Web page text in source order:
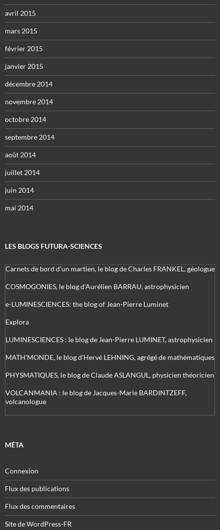
avril 2015
mars 2015
février 2015
janvier 2015
décembre 2014
novembre 2014
octobre 2014
septembre 2014
août 2014
juillet 2014
juin 2014
mai 2014
LES BLOGS FUTURA-SCIENCES
Carnets de bord d’un martien, le blog de Charles FRANKEL, géologue
COSMOGONIES, le blog d'Aurélien BARRAU, astrophysicien
e-LUMINESCIENCES: the blog of Jean-Pierre Luminet
Explora
LUMINESCIENCES : le blog de Jean-Pierre LUMINET, astrophysicien
MATH'MONDE, le blog d'Hervé LEHNING, agrégé de mathématiques
PHYSMATIQUES, le blog de Claude ASLANGUL, physicien théoricien
VOLCANMANIA : le blog de Jacques-Marie BARDINTZEFF,
volcanologue
MÉTA
Connexion
Flux des publications
Flux des commentaires
Site de WordPress-FR